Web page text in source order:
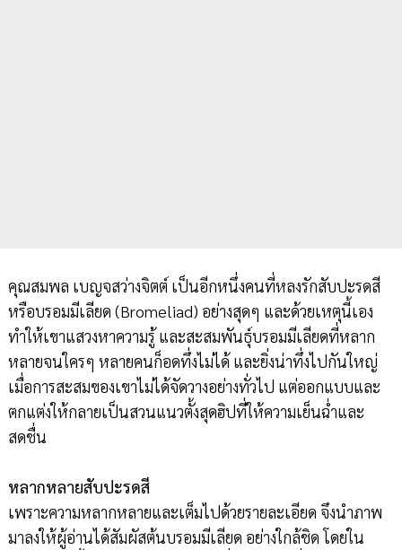
คุณสมพล เบญจสว่างจิตต์ เป็นอีกหนึ่งคนที่หลงรักสับปะรดสี
หรือบรอมมีเลียด (Bromeliad) อย่างสุดๆ และด้วยเหตุนี้เอง
ทำให้เขาแสวงหาความรู้ และสะสมพันธุ์บรอมมีเลียดที่หลาก
หลายจนใครๆ หลายคนก็อดทึ่งไม่ได้ และยิ่งน่าทึ่งไปกันใหญ่
เมื่อการสะสมของเขาไม่ได้จัดวางอย่างทั่วไป แต่ออกแบบและ
ตกแต่งให้กลายเป็นสวนแนวตั้งสุดฮิปที่ให้ความเย็นฉ่ำและ
สดชื่น
หลากหลายสับปะรดสี
เพราะความหลากหลายและเต็มไปด้วยรายละเอียด จึงนำภาพ
มาลงให้ผู้อ่านได้สัมผัสต้นบรอมมีเลียด อย่างใกล้ชิด โดยใน